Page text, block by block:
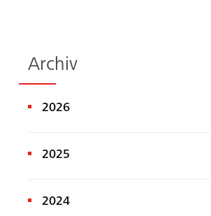
Archiv
2026
2025
2024